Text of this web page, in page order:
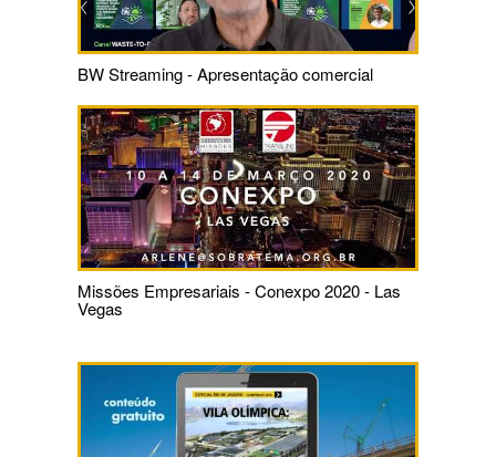
BW Streaming - Apresentação comercial
Missões Empresariais - Conexpo 2020 - Las
Vegas